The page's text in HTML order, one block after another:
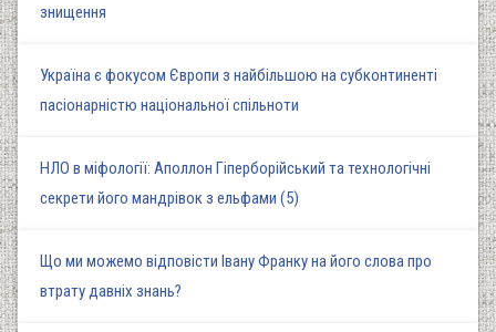
знищення
Україна є фокусом Європи з найбільшою на субконтиненті
пасіонарністю національної спільноти
НЛО в міфології: Аполлон Гіперборійський та технологічні
секрети його мандрівок з ельфами (5)
Що ми можемо відповісти Івану Франку на його слова про
втрату давніх знань?